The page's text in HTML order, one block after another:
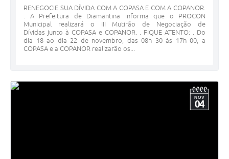
RENEGOCIE SUA DÍVIDA COM A COPASA E COM A COPANOR.
. A Prefeitura de Diamantina informa que o PROCON
Municipal realizará o III Mutirão de Negociação de
Dívidas junto à COPASA e COPANOR. . FIQUE ATENTO: . Do
dia 18 ao dia 22 de novembro, das 08h 30 às 17h 00, a
COPASA e a COPANOR realizarão os...
NOV
04